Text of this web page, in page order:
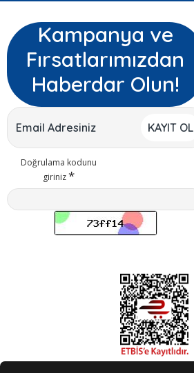
Kampanya ve
Fırsatlarımızdan
Haberdar Olun!
KAYIT OL
Doğrulama kodunu
giriniz